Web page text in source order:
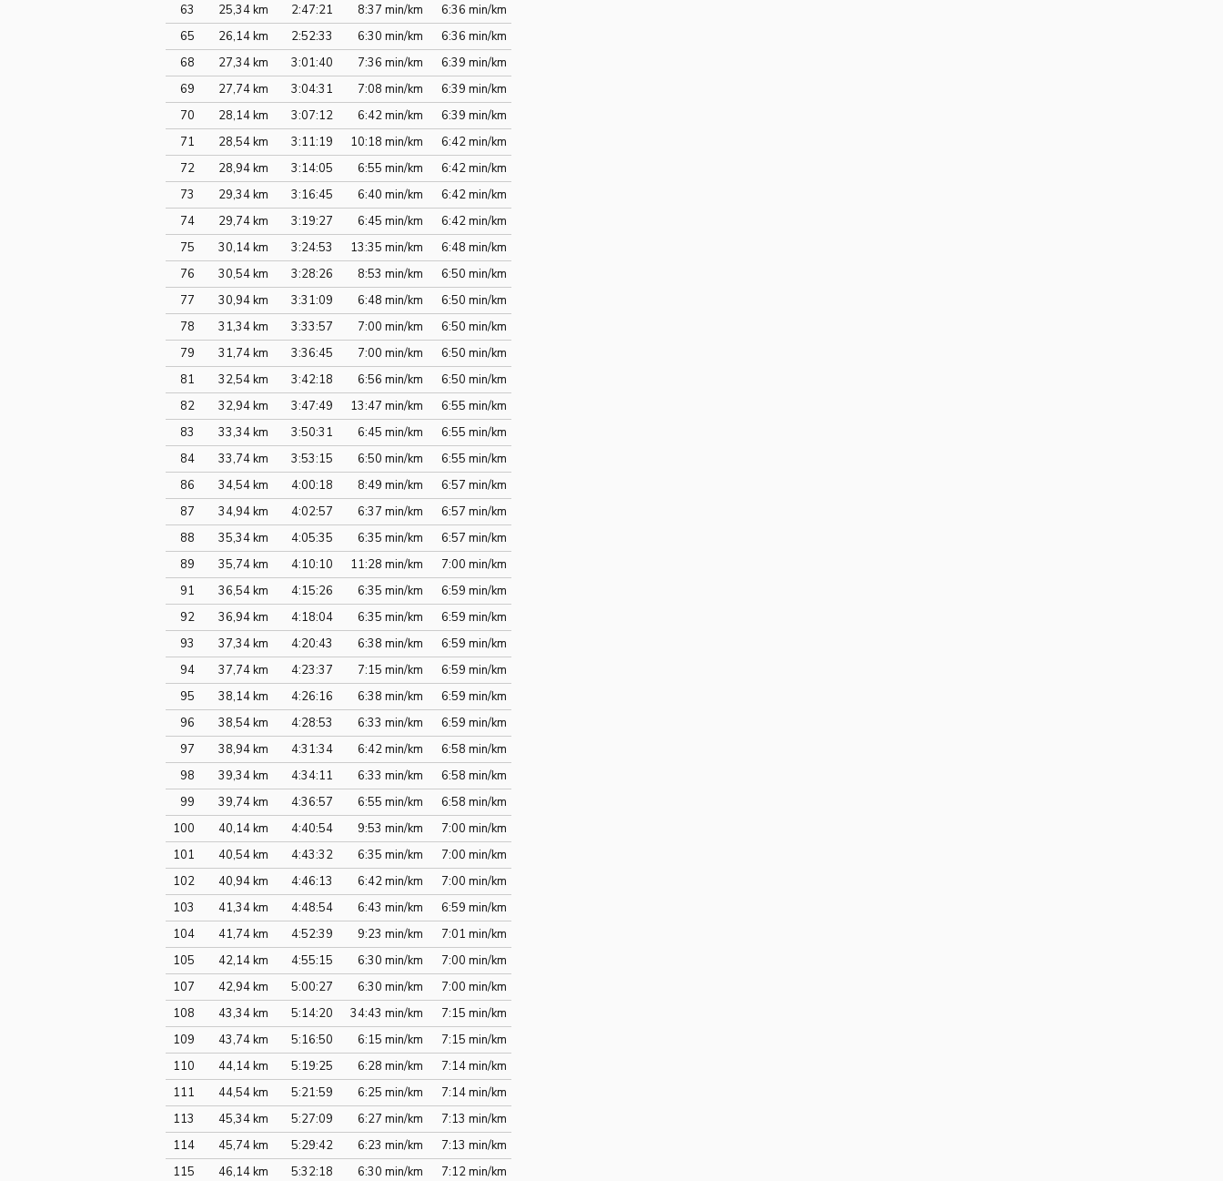
63
25,34 km 2:47:21 8:37 min/km
6:36 min/km
65
26,14 km 2:52:33 6:30 min/km
6:36 min/km
68
27,34 km 3:01:40 7:36 min/km
6:39 min/km
69
27,74 km 3:04:31 7:08 min/km
6:39 min/km
70
28,14 km 3:07:12 6:42 min/km
6:39 min/km
71
28,54 km 3:11:19 10:18 min/km
6:42 min/km
72
28,94 km 3:14:05 6:55 min/km
6:42 min/km
73
29,34 km 3:16:45 6:40 min/km
6:42 min/km
74
29,74 km 3:19:27 6:45 min/km
6:42 min/km
75
30,14 km 3:24:53 13:35 min/km
6:48 min/km
76
30,54 km 3:28:26 8:53 min/km
6:50 min/km
77
30,94 km 3:31:09 6:48 min/km
6:50 min/km
78
31,34 km 3:33:57 7:00 min/km
6:50 min/km
79
31,74 km 3:36:45 7:00 min/km
6:50 min/km
81
32,54 km 3:42:18 6:56 min/km
6:50 min/km
82
32,94 km 3:47:49 13:47 min/km
6:55 min/km
83
33,34 km 3:50:31 6:45 min/km
6:55 min/km
84
33,74 km 3:53:15 6:50 min/km
6:55 min/km
86
34,54 km 4:00:18 8:49 min/km
6:57 min/km
87
34,94 km 4:02:57 6:37 min/km
6:57 min/km
88
35,34 km 4:05:35 6:35 min/km
6:57 min/km
89
35,74 km 4:10:10 11:28 min/km
7:00 min/km
91
36,54 km 4:15:26 6:35 min/km
6:59 min/km
92
36,94 km 4:18:04 6:35 min/km
6:59 min/km
93
37,34 km 4:20:43 6:38 min/km
6:59 min/km
94
37,74 km 4:23:37 7:15 min/km
6:59 min/km
95
38,14 km 4:26:16 6:38 min/km
6:59 min/km
96
38,54 km 4:28:53 6:33 min/km
6:59 min/km
97
38,94 km 4:31:34 6:42 min/km
6:58 min/km
98
39,34 km 4:34:11 6:33 min/km
6:58 min/km
99
39,74 km 4:36:57 6:55 min/km
6:58 min/km
100
40,14 km 4:40:54 9:53 min/km
7:00 min/km
101
40,54 km 4:43:32 6:35 min/km
7:00 min/km
102
40,94 km 4:46:13 6:42 min/km
7:00 min/km
103
41,34 km 4:48:54 6:43 min/km
6:59 min/km
104
41,74 km 4:52:39 9:23 min/km
7:01 min/km
105
42,14 km 4:55:15 6:30 min/km
7:00 min/km
107
42,94 km 5:00:27 6:30 min/km
7:00 min/km
108
43,34 km 5:14:20 34:43 min/km
7:15 min/km
109
43,74 km 5:16:50 6:15 min/km
7:15 min/km
110
44,14 km 5:19:25 6:28 min/km
7:14 min/km
111
44,54 km 5:21:59 6:25 min/km
7:14 min/km
113
45,34 km 5:27:09 6:27 min/km
7:13 min/km
114
45,74 km 5:29:42 6:23 min/km
7:13 min/km
115
46,14 km 5:32:18 6:30 min/km
7:12 min/km